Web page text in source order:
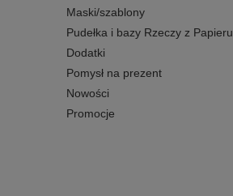
Maski/szablony
Pudełka i bazy Rzeczy z Papieru
Dodatki
Pomysł na prezent
Nowości
Promocje